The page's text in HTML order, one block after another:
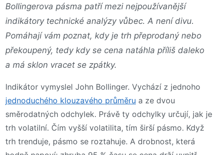
Bollingerova pásma patří mezi nejpoužívanější
indikátory technické analýzy vůbec. A není divu.
Pomáhají vám poznat, kdy je trh přeprodaný nebo
překoupený, tedy kdy se cena natáhla příliš daleko
a má sklon vracet se zpátky.
Indikátor vymyslel John Bollinger. Vychází z jednoho
jednoduchého klouzavého průměru a ze dvou
směrodatných odchylek. Právě ty odchylky určují, jak je
trh volatilní. Čím vyšší volatilita, tím širší pásmo. Když
trh trenduje, pásmo se roztahuje. A drobnost, která